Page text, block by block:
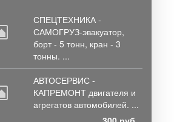
СПЕЦТЕХНИКА -
САМОГРУЗ-эвакуатор,
борт - 5 тонн, кран - 3
тонны. ...
АВТОСЕРВИС -
КАПРЕМОНТ двигателя и
агрегатов автомобилей. ...